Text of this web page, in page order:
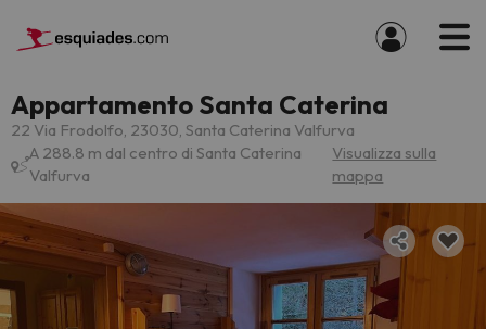
Appartamento Santa Caterina
22 Via Frodolfo, 23030, Santa Caterina Valfurva
A 288.8 m dal centro di Santa Caterina
Valfurva
Visualizza sulla
mappa